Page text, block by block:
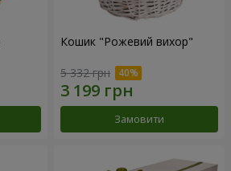
Кошик "Рожевий вихор"
5 332 грн
Замовити